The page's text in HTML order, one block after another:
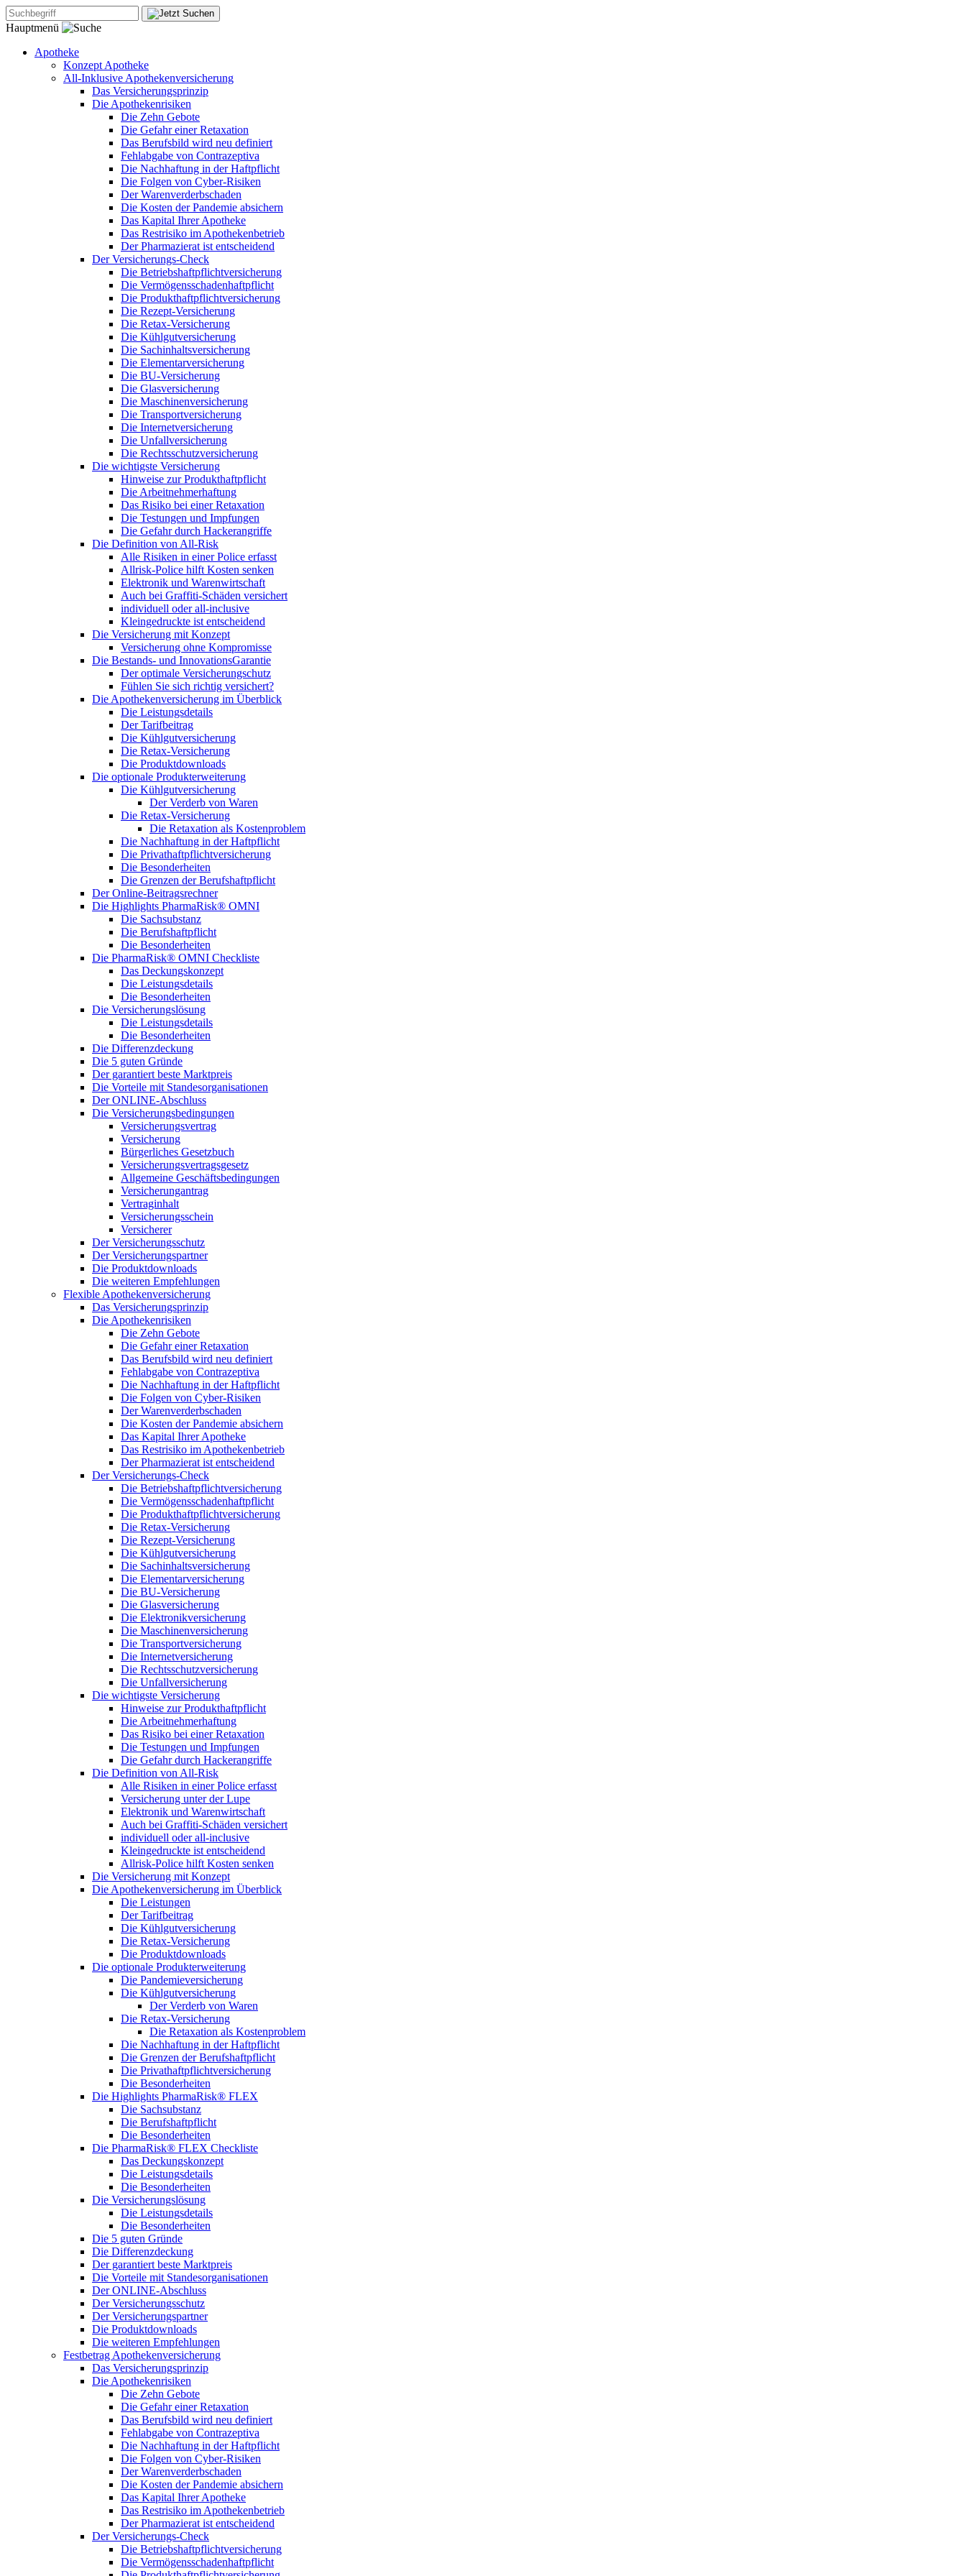
Hauptmenü
Apotheke
Konzept Apotheke
All-Inklusive Apothekenversicherung
Das Versicherungsprinzip
Die Apothekenrisiken
Die Zehn Gebote
Die Gefahr einer Retaxation
Das Berufsbild wird neu definiert
Fehlabgabe von Contrazeptiva
Die Nachhaftung in der Haftpflicht
Die Folgen von Cyber-Risiken
Der Warenverderbschaden
Die Kosten der Pandemie absichern
Das Kapital Ihrer Apotheke
Das Restrisiko im Apothekenbetrieb
Der Pharmazierat ist entscheidend
Der Versicherungs-Check
Die Betriebshaftpflichtversicherung
Die Vermögensschadenhaftpflicht
Die Produkthaftpflichtversicherung
Die Rezept-Versicherung
Die Retax-Versicherung
Die Kühlgutversicherung
Die Sachinhaltsversicherung
Die Elementarversicherung
Die BU-Versicherung
Die Glasversicherung
Die Maschinenversicherung
Die Transportversicherung
Die Internetversicherung
Die Unfallversicherung
Die Rechtsschutzversicherung
Die wichtigste Versicherung
Hinweise zur Produkthaftpflicht
Die Arbeitnehmerhaftung
Das Risiko bei einer Retaxation
Die Testungen und Impfungen
Die Gefahr durch Hackerangriffe
Die Definition von All-Risk
Alle Risiken in einer Police erfasst
Allrisk-Police hilft Kosten senken
Elektronik und Warenwirtschaft
Auch bei Graffiti-Schäden versichert
individuell oder all-inclusive
Kleingedruckte ist entscheidend
Die Versicherung mit Konzept
Versicherung ohne Kompromisse
Die Bestands- und InnovationsGarantie
Der optimale Versicherungschutz
Fühlen Sie sich richtig versichert?
Die Apothekenversicherung im Überblick
Die Leistungsdetails
Der Tarifbeitrag
Die Kühlgutversicherung
Die Retax-Versicherung
Die Produktdownloads
Die optionale Produkterweiterung
Die Kühlgutversicherung
Der Verderb von Waren
Die Retax-Versicherung
Die Retaxation als Kostenproblem
Die Nachhaftung in der Haftpflicht
Die Privathaftpflichtversicherung
Die Besonderheiten
Die Grenzen der Berufshaftpflicht
Der Online-Beitragsrechner
Die Highlights PharmaRisk® OMNI
Die Sachsubstanz
Die Berufshaftpflicht
Die Besonderheiten
Die PharmaRisk® OMNI Checkliste
Das Deckungskonzept
Die Leistungsdetails
Die Besonderheiten
Die Versicherungslösung
Die Leistungsdetails
Die Besonderheiten
Die Differenzdeckung
Die 5 guten Gründe
Der garantiert beste Marktpreis
Die Vorteile mit Standesorganisationen
Der ONLINE-Abschluss
Die Versicherungsbedingungen
Versicherungsvertrag
Versicherung
Bürgerliches Gesetzbuch
Versicherungsvertragsgesetz
Allgemeine Geschäftsbedingungen
Versicherungantrag
Vertraginhalt
Versicherungsschein
Versicherer
Der Versicherungsschutz
Der Versicherungspartner
Die Produktdownloads
Die weiteren Empfehlungen
Flexible Apothekenversicherung
Das Versicherungsprinzip
Die Apothekenrisiken
Die Zehn Gebote
Die Gefahr einer Retaxation
Das Berufsbild wird neu definiert
Fehlabgabe von Contrazeptiva
Die Nachhaftung in der Haftpflicht
Die Folgen von Cyber-Risiken
Der Warenverderbschaden
Die Kosten der Pandemie absichern
Das Kapital Ihrer Apotheke
Das Restrisiko im Apothekenbetrieb
Der Pharmazierat ist entscheidend
Der Versicherungs-Check
Die Betriebshaftpflichtversicherung
Die Vermögensschadenhaftpflicht
Die Produkthaftpflichtversicherung
Die Retax-Versicherung
Die Rezept-Versicherung
Die Kühlgutversicherung
Die Sachinhaltsversicherung
Die Elementarversicherung
Die BU-Versicherung
Die Glasversicherung
Die Elektronikversicherung
Die Maschinenversicherung
Die Transportversicherung
Die Internetversicherung
Die Rechtsschutzversicherung
Die Unfallversicherung
Die wichtigste Versicherung
Hinweise zur Produkthaftpflicht
Die Arbeitnehmerhaftung
Das Risiko bei einer Retaxation
Die Testungen und Impfungen
Die Gefahr durch Hackerangriffe
Die Definition von All-Risk
Alle Risiken in einer Police erfasst
Versicherung unter der Lupe
Elektronik und Warenwirtschaft
Auch bei Graffiti-Schäden versichert
individuell oder all-inclusive
Kleingedruckte ist entscheidend
Allrisk-Police hilft Kosten senken
Die Versicherung mit Konzept
Die Apothekenversicherung im Überblick
Die Leistungen
Der Tarifbeitrag
Die Kühlgutversicherung
Die Retax-Versicherung
Die Produktdownloads
Die optionale Produkterweiterung
Die Pandemieversicherung
Die Kühlgutversicherung
Der Verderb von Waren
Die Retax-Versicherung
Die Retaxation als Kostenproblem
Die Nachhaftung in der Haftpflicht
Die Grenzen der Berufshaftpflicht
Die Privathaftpflichtversicherung
Die Besonderheiten
Die Highlights PharmaRisk® FLEX
Die Sachsubstanz
Die Berufshaftpflicht
Die Besonderheiten
Die PharmaRisk® FLEX Checkliste
Das Deckungskonzept
Die Leistungsdetails
Die Besonderheiten
Die Versicherungslösung
Die Leistungsdetails
Die Besonderheiten
Die 5 guten Gründe
Die Differenzdeckung
Der garantiert beste Marktpreis
Die Vorteile mit Standesorganisationen
Der ONLINE-Abschluss
Der Versicherungsschutz
Der Versicherungspartner
Die Produktdownloads
Die weiteren Empfehlungen
Festbetrag Apothekenversicherung
Das Versicherungsprinzip
Die Apothekenrisiken
Die Zehn Gebote
Die Gefahr einer Retaxation
Das Berufsbild wird neu definiert
Fehlabgabe von Contrazeptiva
Die Nachhaftung in der Haftpflicht
Die Folgen von Cyber-Risiken
Der Warenverderbschaden
Die Kosten der Pandemie absichern
Das Kapital Ihrer Apotheke
Das Restrisiko im Apothekenbetrieb
Der Pharmazierat ist entscheidend
Der Versicherungs-Check
Die Betriebshaftpflichtversicherung
Die Vermögensschadenhaftpflicht